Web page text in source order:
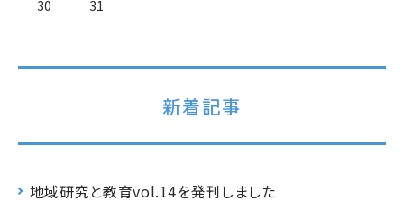
30
31
新着記事
地域研究と教育vol.14を発刊しました